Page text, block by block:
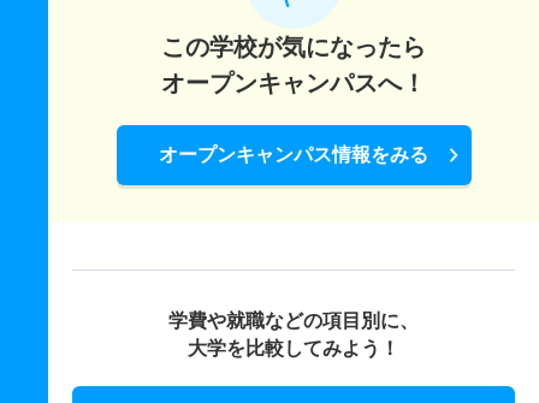
この学校が気になったら
オープンキャンパスへ！
オープンキャンパス情報をみる
学費や就職などの項目別に、
大学を比較してみよう！